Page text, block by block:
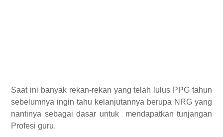
Saat ini banyak rekan-rekan yang telah lulus PPG tahun
sebelumnya ingin tahu kelanjutannya berupa NRG yang
nantinya sebagai dasar untuk mendapatkan tunjangan
Profesi guru.